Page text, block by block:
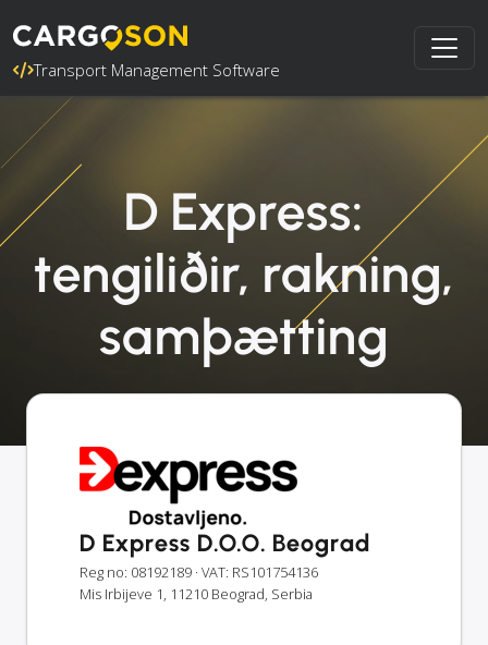
Transport Management Software
D Express:
tengiliðir, rakning,
samþætting
D Express D.O.O. Beograd
Reg no: 08192189 · VAT: RS101754136
Mis Irbijeve 1, 11210 Beograd, Serbia